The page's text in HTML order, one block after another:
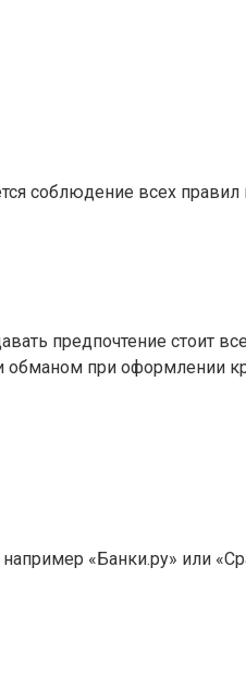
соблюдение всех
предпочтение стоит
при оформлении
«Банки.ру» или